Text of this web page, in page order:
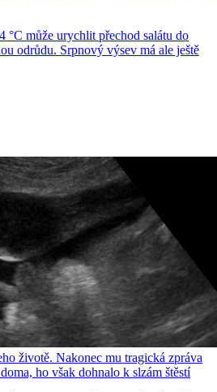
°C může urychlit přechod salátu do
odrůdu. Srpnový výsev má ale ještě
životě. Nakonec mu tragická zpráva
ho však dohnalo k slzám štěstí